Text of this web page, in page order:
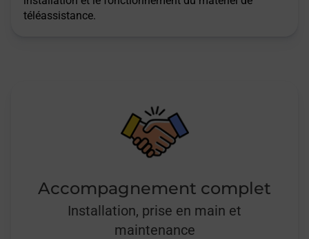
téléassistance.
Accompagnement complet
Installation, prise en main et
maintenance